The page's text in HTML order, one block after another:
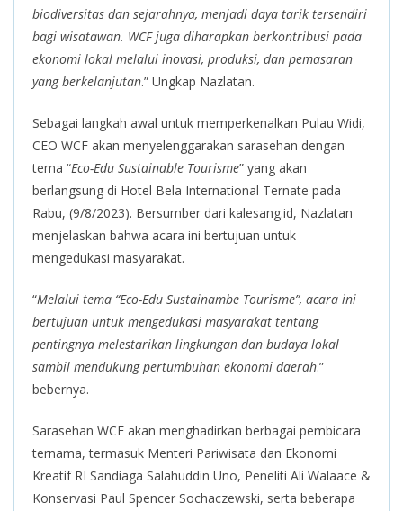
biodiversitas dan sejarahnya, menjadi daya tarik tersendiri
bagi wisatawan. WCF juga diharapkan berkontribusi pada
ekonomi lokal melalui inovasi, produksi, dan pemasaran
yang berkelanjutan.” Ungkap Nazlatan.
Sebagai langkah awal untuk memperkenalkan Pulau Widi,
CEO WCF akan menyelenggarakan sarasehan dengan
tema “Eco-Edu Sustainable Tourisme” yang akan
berlangsung di Hotel Bela International Ternate pada
Rabu, (9/8/2023). Bersumber dari kalesang.id, Nazlatan
menjelaskan bahwa acara ini bertujuan untuk
mengedukasi masyarakat.
“Melalui tema “Eco-Edu Sustainambe Tourisme”, acara ini
bertujuan untuk mengedukasi masyarakat tentang
pentingnya melestarikan lingkungan dan budaya lokal
sambil mendukung pertumbuhan ekonomi daerah.”
bebernya.
Sarasehan WCF akan menghadirkan berbagai pembicara
ternama, termasuk Menteri Pariwisata dan Ekonomi
Kreatif RI Sandiaga Salahuddin Uno, Peneliti Ali Walaace &
Konservasi Paul Spencer Sochaczewski, serta beberapa